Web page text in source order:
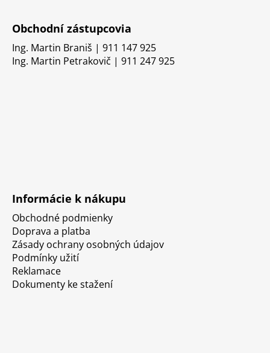
Obchodní zástupcovia
Ing. Martin Braniš | 911 147 925
Ing. Martin Petrakovič | 911 247 925
Informácie k nákupu
Obchodné podmienky
Doprava a platba
Zásady ochrany osobných údajov
Podmínky užití
Reklamace
Dokumenty ke stažení